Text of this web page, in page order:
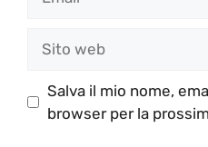
web
Salva il mio nome,
browser per la